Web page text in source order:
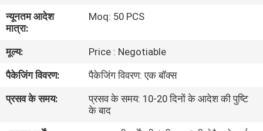
कारखाना
भ्रमण
गुणवत्ता
न्यूनतम आदेश
मात्रा:
Moq: 50 PCS
मूल्य:
Price : Negotiable
पैकेजिंग विवरण:
पैकेजिंग विवरण: एक बॉक्स
प्रसव के समय:
प्रसव के समय: 10-20 दिनों के आदेश की पुष्टि
के बाद